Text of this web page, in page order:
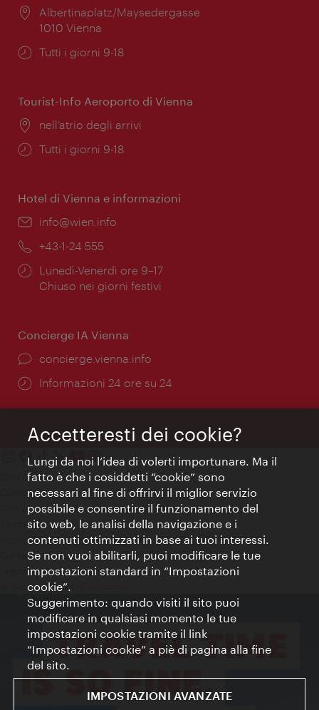
Posizione:
Albertinaplatz/Maysedergasse
1010 Vienna
Orari
Tutti i giorni 9-18
Tourist-Info Aeroporto di Vienna
Posizione:
nell’atrio degli arrivi
Orari
Tutti i giorni 9-18
Hotel di Vienna e informazioni
Email:
info@wien.info
Telefono:
+43-1-24 555
Orari
di
Lunedì-Venerdì ore 9–17
Chiuso nei giorni festivi
Concierge IA Vienna
Ort:
concierge.vienna.info
Öffnungszeiten:
Informazioni 24 ore su 24
Contatti
Colophon
Dichiarazione sulla protezione dei dati
Terms of Use
Accessibilità
Contatto stampa
Impostazioni cookie
© Copyright WienTourismus
Accetteresti dei cookie?
Lungi da noi l’idea di volerti importunare. Ma il
fatto è che i cosiddetti “cookie” sono
necessari al fine di offrirvi il miglior servizio
possibile e consentire il funzionamento del
sito web, le analisi della navigazione e i
contenuti ottimizzati in base ai tuoi interessi.
Se non vuoi abilitarli, puoi modificare le tue
impostazioni standard in “Impostazioni
cookie”.
Suggerimento: quando visiti il sito puoi
modificare in qualsiasi momento le tue
impostazioni cookie tramite il link
“Impostazioni cookie” a piè di pagina alla fine
del sito.
IMPOSTAZIONI AVANZATE